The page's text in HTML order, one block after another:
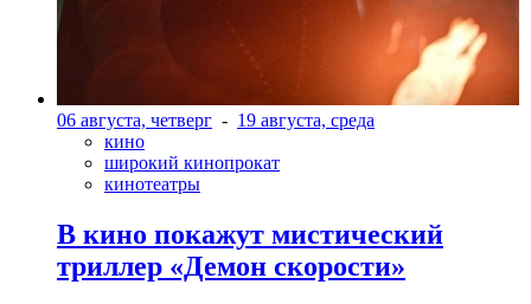
06 августа, четверг - 19 августа, среда
кино
широкий кинопрокат
кинотеатры
В кино покажут мистический
триллер «Демон скорости»